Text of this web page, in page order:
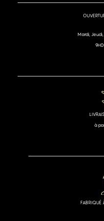
Mardi,
FABRIQUÉ
à